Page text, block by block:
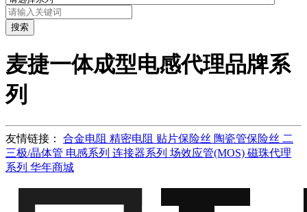
搜索
麦捷一体成型电感代理品牌系
列
友情链接： 合金电阻 精密电阻 贴片保险丝 陶瓷管保险丝 二
三极/晶体管 电感系列 连接器系列 场效应管(MOS) 磁珠代理
系列 华年商城